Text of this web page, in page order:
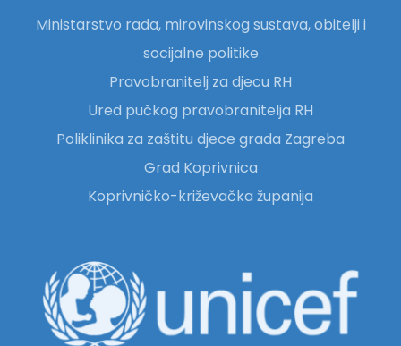
Ministarstvo rada, mirovinskog sustava, obitelji i
socijalne politike
Pravobranitelj za djecu RH
Ured pučkog pravobranitelja RH
Poliklinika za zaštitu djece grada Zagreba
Grad Koprivnica
Koprivničko-križevačka županija